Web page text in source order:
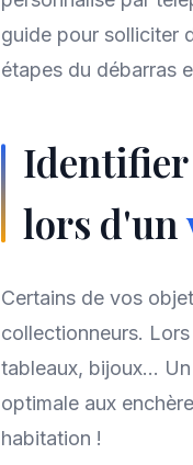
guide pour solliciter
étapes du débarras
Identifier
lors d'un
Certains de vos
collectionneurs.
tableaux, bijoux...
optimale aux
habitation !